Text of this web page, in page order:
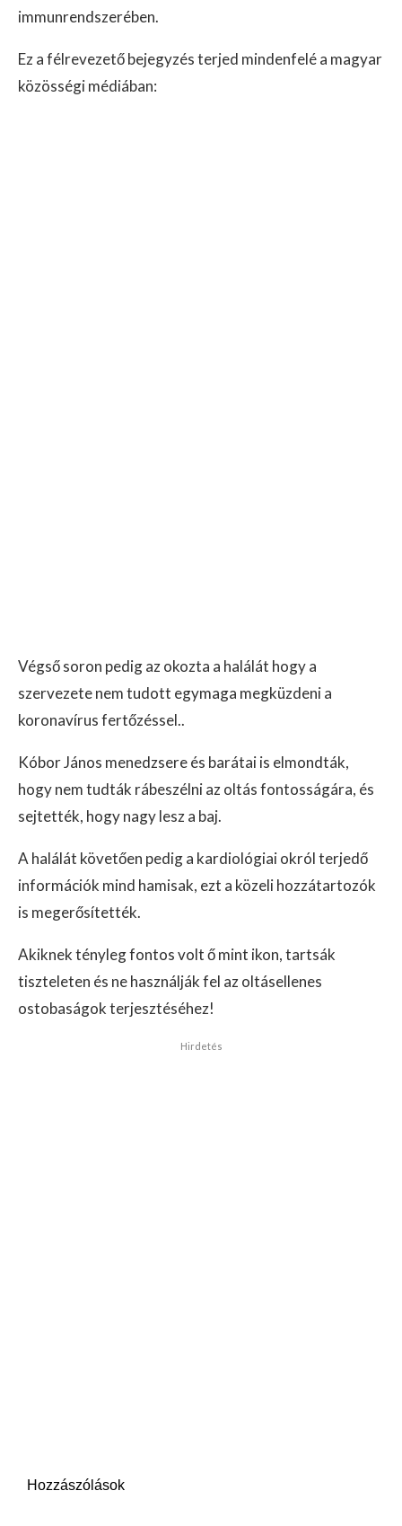
immunrendszerében.
Ez a félrevezető bejegyzés terjed mindenfelé a magyar
közösségi médiában:
Végső soron pedig az okozta a halálát hogy a
szervezete nem tudott egymaga megküzdeni a
koronavírus fertőzéssel..
Kóbor János menedzsere és barátai is elmondták,
hogy nem tudták rábeszélni az oltás fontosságára, és
sejtették, hogy nagy lesz a baj.
A halálát követően pedig a kardiológiai okról terjedő
információk mind hamisak, ezt a közeli hozzátartozók
is megerősítették.
Akiknek tényleg fontos volt ő mint ikon, tartsák
tiszteleten és ne használják fel az oltásellenes
ostobaságok terjesztéséhez!
Hirdetés
Hozzászólások